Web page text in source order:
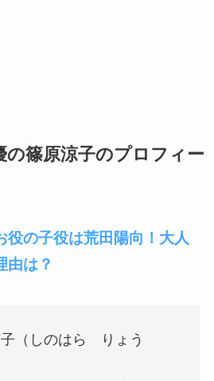
の篠原涼子のプロフィー
役の子役は荒田陽向！大人
由は？
（しのはら りょう